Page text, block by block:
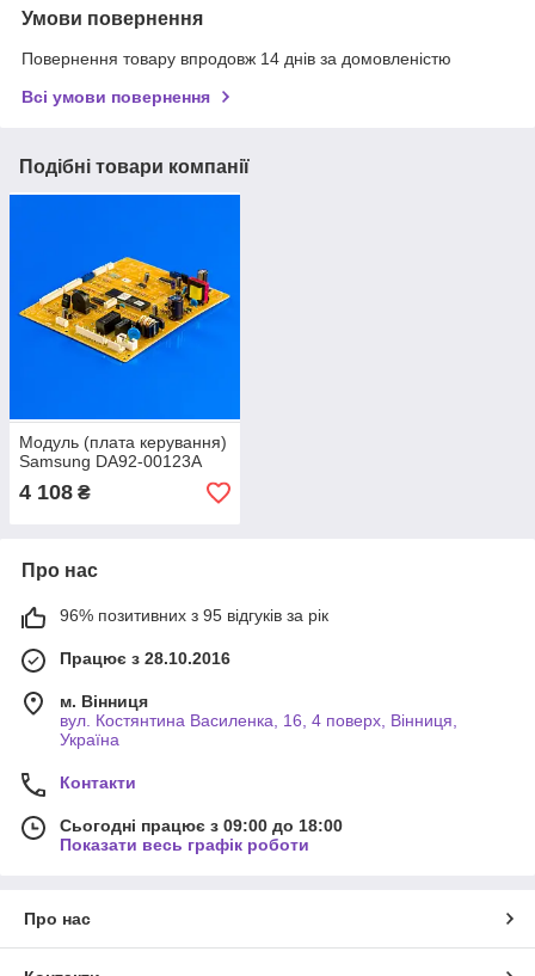
Умови повернення
Повернення товару впродовж 14 днів за домовленістю
Всі умови повернення
Подібні товари компанії
Модуль (плата керування)
Samsung DA92-00123A
4 108 ₴
Про нас
96% позитивних з 95 відгуків за рік
Працює з 28.10.2016
м. Вінниця
вул. Костянтина Василенка, 16, 4 поверх, Вінниця,
Україна
Контакти
Сьогодні працює з 09:00 до 18:00
Показати весь графік роботи
Про нас